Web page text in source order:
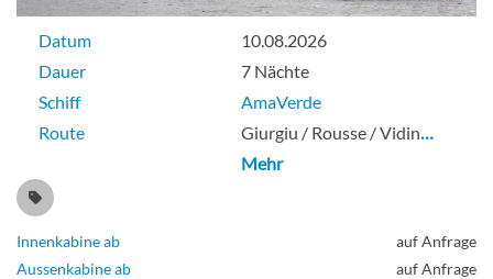
Datum
10.08.2026
Dauer
7 Nächte
Schiff
AmaVerde
Route
Giurgiu / Rousse / Vidin…
Mehr
Innenkabine ab
auf Anfrage
Aussenkabine ab
auf Anfrage